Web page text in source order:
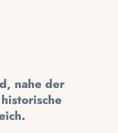
, nahe der
.